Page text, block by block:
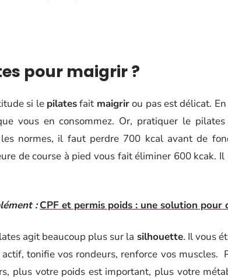
pour maigrir ?
si le pilatesfait maigrirou pas est délicat.
vous en consommez. Or, pratiquer le
les normes, il faut perdre 700 kcal avant de
de course à pied vous fait éliminer 600 kcak. Il
: CPF et permis poids : une solution pour
agit beaucoup plus sur la silhouette. Il vous
tonifie vos rondeurs, renforce vos muscles.
plus votre poids est important, plus votre